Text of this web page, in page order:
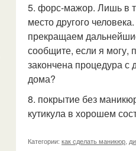
5. форс-мажор. Лишь в
место другого
прекращаем
сообщите, если я могу,
закончена процедура
дома?
8. покрытие без
кутикула в хорошем
Категории: как сделать маникюр